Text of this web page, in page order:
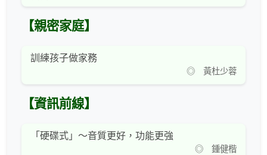
【親密家庭】
訓練孩子做家務
◎ 黃杜少蓉
【資訊前線】
「硬碟式」～音質更好，功能更強
◎ 鍾健楷